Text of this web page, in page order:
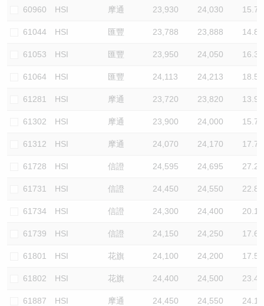
60960 HSI 摩通 23,930 24,030 15.7
61044 HSI 匯豐 23,788 23,888 14.8
61053 HSI 匯豐 23,950 24,050 16.3
61064 HSI 匯豐 24,113 24,213 18.5
61281 HSI 摩通 23,720 23,820 13.9
61302 HSI 摩通 23,900 24,000 15.7
61312 HSI 摩通 24,070 24,170 17.7
61728 HSI 信證 24,595 24,695 27.2
61731 HSI 信證 24,450 24,550 22.8
61734 HSI 信證 24,300 24,400 20.1
61739 HSI 信證 24,150 24,250 17.6
61801 HSI 花旗 24,100 24,200 17.5
61802 HSI 花旗 24,400 24,500 23.4
61887 HSI 摩通 24,450 24,550 24.1
牛熊證文件及公告 (瑞信)
收市競價變化